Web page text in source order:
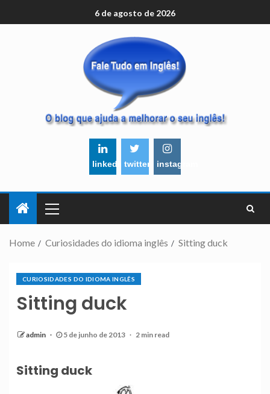
6 de agosto de 2026
linkedintwitter instagram
Home Curiosidades do idioma inglês Sitting duck
CURIOSIDADES DO IDIOMA INGLÊS
Sitting duck
admin 5 de junho de 2013 2 min read
Sitting duck